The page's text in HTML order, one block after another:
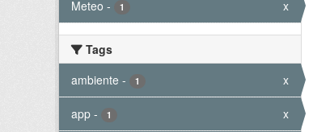
Meteo - 1 x
Tags
ambiente - 1 x
app - 1 x